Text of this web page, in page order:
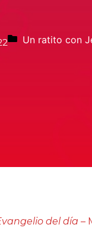
Un ratito con
del día –